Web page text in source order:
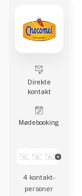
Direkte
kontakt
Møde­booking
4 kontakt­
personer